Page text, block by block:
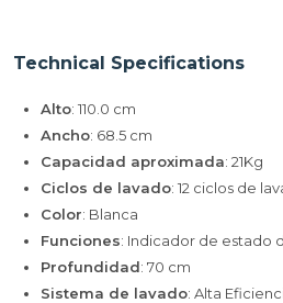
Technical Specifications
Alto: 110.0 cm
Ancho: 68.5 cm
Capacidad aproximada: 21Kg
Ciclos de lavado: 12 ciclos de
Color: Blanca
Funciones: Indicador de estado
Profundidad: 70 cm
Sistema de lavado: Alta